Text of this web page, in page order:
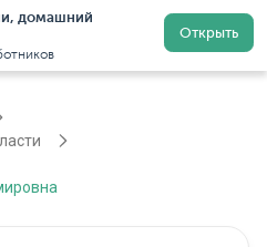
домашний
Открыть
Регистрация